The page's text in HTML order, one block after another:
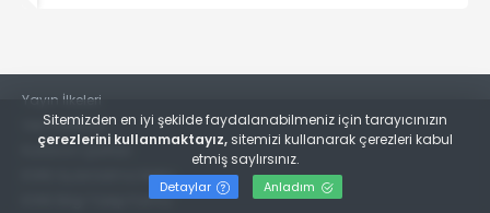
Yayın İlkeleri
Veri Politikası
Kullanım Şartları
KVKK Aydınlatma Metni
KVKK Bilgi Talep Formu
Sitemizden en iyi şekilde faydalanabilmeniz için tarayıcınızın
çerezlerini kullanmaktayız, sitemizi kullanarak çerezleri kabul
etmiş saylırsınız.
Detaylar Anladım